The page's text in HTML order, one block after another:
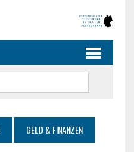
GELD & FINANZEN